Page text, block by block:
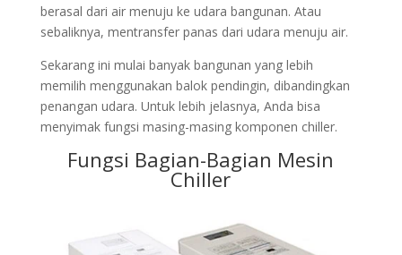
berasal dari air menuju ke udara bangunan. Atau
sebaliknya, mentransfer panas dari udara menuju air.
Sekarang ini mulai banyak bangunan yang lebih
memilih menggunakan balok pendingin, dibandingkan
penangan udara. Untuk lebih jelasnya, Anda bisa
menyimak fungsi masing-masing komponen chiller.
Fungsi Bagian-Bagian Mesin
Chiller